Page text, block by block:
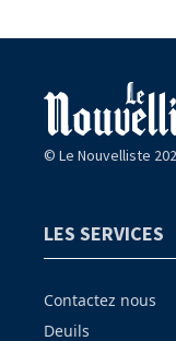
© Le Nouvelliste
LES SERVICES
Contactez nous
Deuils